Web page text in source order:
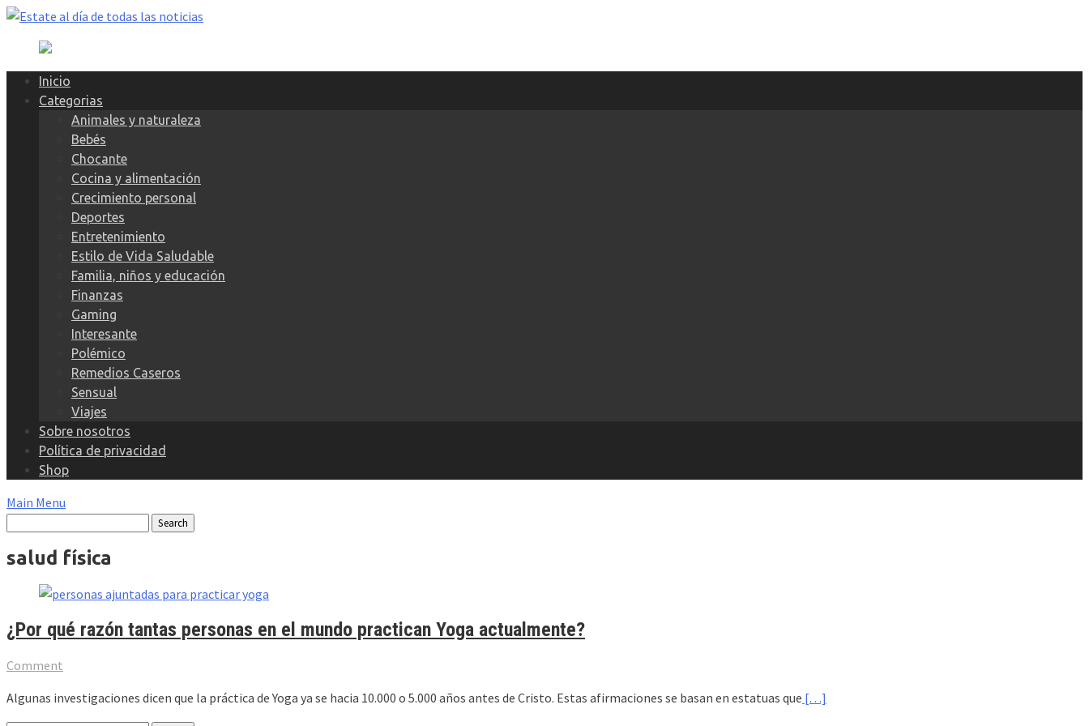
Skip
content
Inicio
Categorias
Animales y naturaleza
Bebés
Chocante
Cocina y alimentación
Crecimiento personal
Deportes
Entretenimiento
Estilo de Vida Saludable
Familia, niños y educación
Finanzas
Gaming
Interesante
Polémico
Remedios Caseros
Sensual
Viajes
Sobre nosotros
Política de privacidad
Shop
Main Menu
salud física
¿Por qué razón tantas personas en el mundo practican Yoga actualmente?
Comment
Algunas investigaciones dicen que la práctica de Yoga ya se hacia 10.000 o 5.000 años antes de Cristo. Estas afirmaciones se basan en estatuas que […]